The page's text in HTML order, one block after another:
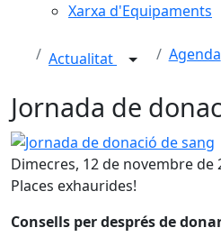
Xarxa d'Equipaments
Actualitat Agenda
Jornada de
Jornada de donació de sang
Dimecres, 12 de novembre de
Places exhaurides!
Consells per després de